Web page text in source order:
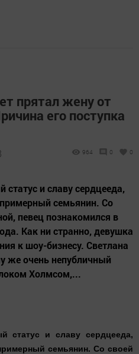
прятал жену от
его поступка
964 0 0
статус и славу сердцееда,
семьянин. Со
певец познакомился в
Как ни странно, девушка
к шоу-бизнесу. Светлана
же очень непубличный
Холмсом,...
статус и славу сердцееда,
семьянин. Со своей